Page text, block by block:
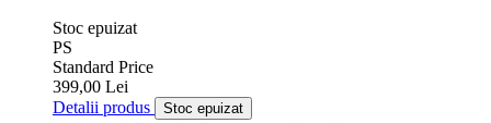
Stoc epuizat
PS
Standard Price
399,00 Lei
Detalii produs
Stoc epuizat